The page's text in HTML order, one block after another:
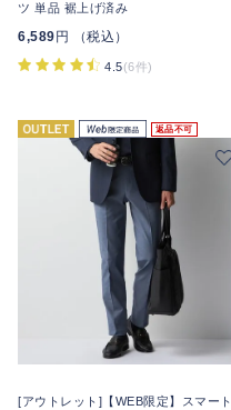
ツ 単品 裾上げ済み
6,589 円 （税込）
4.5(6件)
返品不可
[アウトレット]【WEB限定】スマート